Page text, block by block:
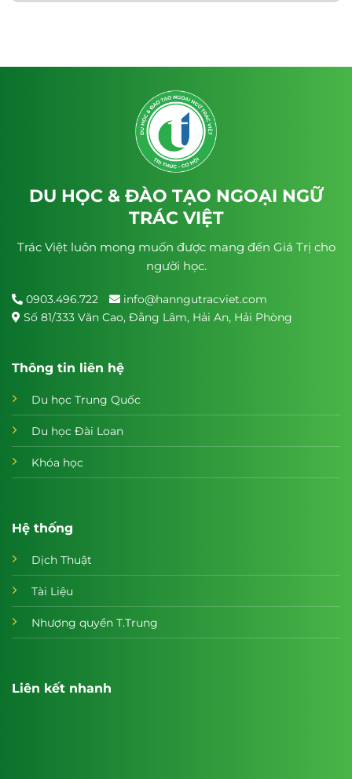
DU HỌC & ĐÀO TẠO NGOẠI NGỮ
TRÁC VIỆT
Trác Việt luôn mong muốn được mang đến Giá Trị cho
người học.
0903.496.722
info@hanngutracviet.com
Số 81/333 Văn Cao, Đằng Lâm, Hải An, Hải Phòng
Thông tin liên hệ
Du học Trung Quốc
Du học Đài Loan
Khóa học
Hệ thống
Dịch Thuật
Tài Liệu
Nhượng quyền T.Trung
Liên kết nhanh